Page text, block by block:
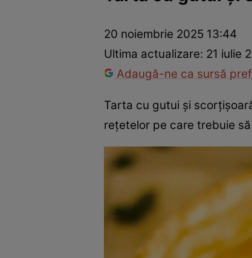
Mâncăruri rapideRețete cu
20 noiembrie 2025 13:44
Ultima actualizare: 21 iulie
Adaugă-ne ca sursă
Tarta cu gutui și
reţetelor pe care trebuie